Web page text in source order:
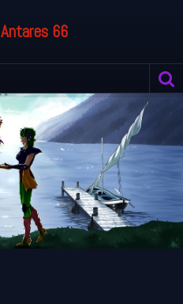
Antares 66